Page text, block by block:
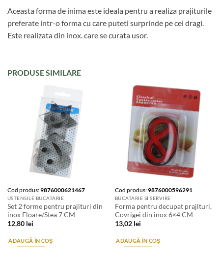
Aceasta forma de inima este ideala pentru a realiza prajiturile
preferate intr-o forma cu care puteti surprinde pe cei dragi.
Este realizata din inox. care se curata usor.
PRODUSE SIMILARE
Cod produs:9876000621467
USTENSILE BUCATARIE
Set 2 forme pentru prajituri din
inox Floare/Stea 7 CM
12,80 lei
ADAUGĂ ÎN COȘ
Cod produs:9876000596291
BUCATARIE SI SERVIRE
Forma pentru decupat prajituri,
Covrigei din inox 6×4 CM
13,02 lei
ADAUGĂ ÎN COȘ